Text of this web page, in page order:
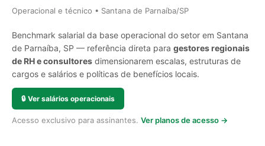
Operacional e técnico • Santana de Parnaíba/SP
Benchmark salarial da base operacional do setor em Santana
de Parnaíba, SP — referência direta para gestores regionais
de RH e consultores dimensionarem escalas, estruturas de
cargos e salários e políticas de benefícios locais.
🔒 Ver salários operacionais
Acesso exclusivo para assinantes. Ver planos de acesso →